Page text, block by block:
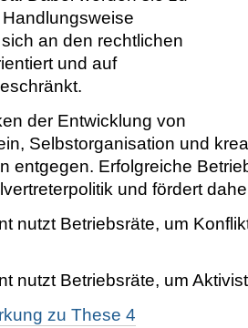
an den rechtlichen
und auf
der Entwicklung von
Selbstorganisation und
entgegen. Erfolgreiche
und fördert
nutzt Betriebsräte, um
nutzt Betriebsräte, um
zu These 4